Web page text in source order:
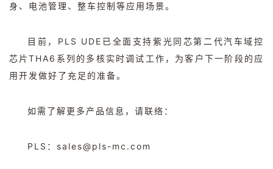
身、电池管理、整车控制等应用场景。
目前，PLS UDE已全面支持紫光同芯第二代汽车域控
芯片THA6系列的多核实时调试工作，为客户下一阶段的应
用开发做好了充足的准备。
如需了解更多产品信息，请联络：
PLS：sales@pls-mc.com